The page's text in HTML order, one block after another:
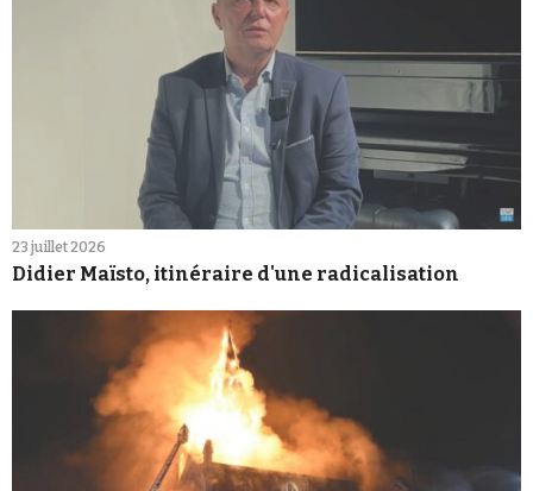
23 juillet 2026
Didier Maïsto, itinéraire d'une radicalisation